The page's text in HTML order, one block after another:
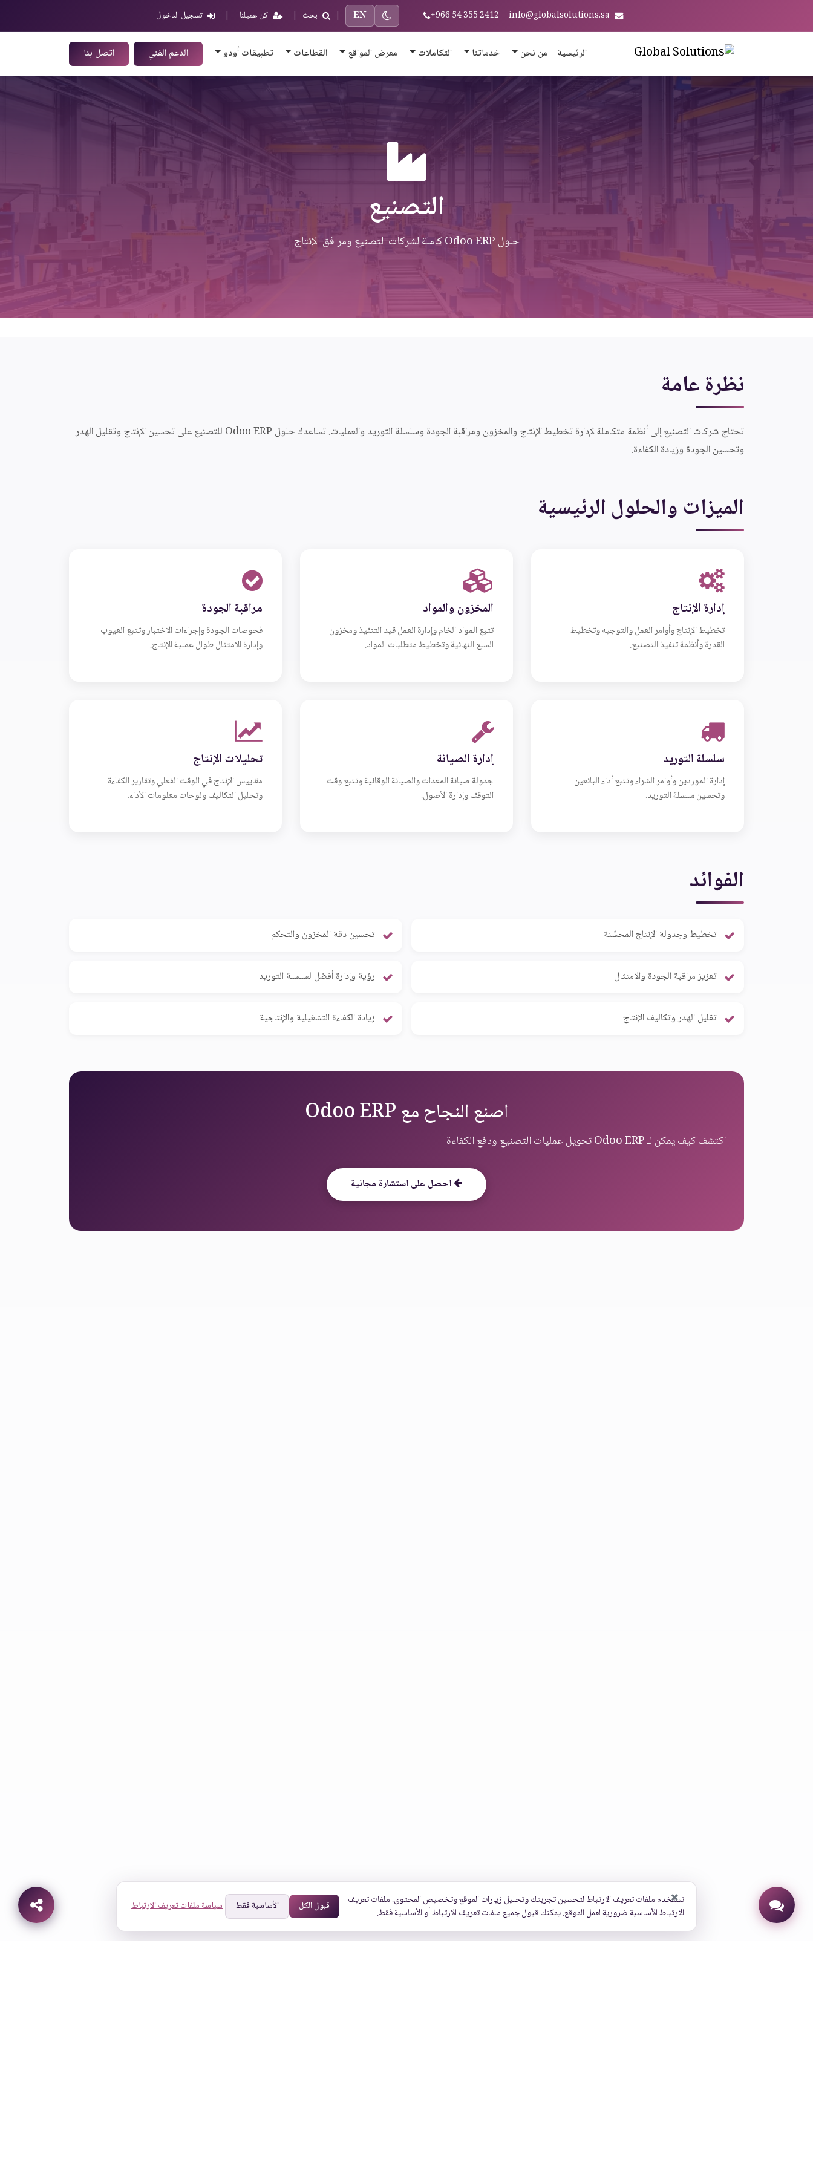
info@globalsolutions.sa
+966 54 355 2412
EN
| بحث | كن عميلنا | تسجيل الدخول
الرئيسية من نحن خدماتنا التكاملات معرض المواقع القطاعات تطبيقات أودو الدعم الفني اتصل بنا
التصنيع
حلول Odoo ERP كاملة لشركات التصنيع ومرافق الإنتاج
نظرة عامة
تحتاج شركات التصنيع إلى أنظمة متكاملة لإدارة تخطيط الإنتاج والمخزون ومراقبة الجودة وسلسلة التوريد والعمليات. تساعدك حلول Odoo ERP للتصنيع على تحسين الإنتاج وتقليل الهدر
وتحسين الجودة وزيادة الكفاءة.
الميزات والحلول الرئيسية
إدارة الإنتاج
تخطيط الإنتاج وأوامر العمل والتوجيه وتخطيط
القدرة وأنظمة تنفيذ التصنيع.
المخزون والمواد
تتبع المواد الخام وإدارة العمل قيد التنفيذ ومخزون
السلع النهائية وتخطيط متطلبات المواد.
مراقبة الجودة
فحوصات الجودة وإجراءات الاختبار وتتبع العيوب
وإدارة الامتثال طوال عملية الإنتاج.
سلسلة التوريد
إدارة الموردين وأوامر الشراء وتتبع أداء البائعين
وتحسين سلسلة التوريد.
إدارة الصيانة
جدولة صيانة المعدات والصيانة الوقائية وتتبع وقت
التوقف وإدارة الأصول.
تحليلات الإنتاج
مقاييس الإنتاج في الوقت الفعلي وتقارير الكفاءة
وتحليل التكاليف ولوحات معلومات الأداء.
الفوائد
تخطيط وجدولة الإنتاج المحسّنة تحسين دقة المخزون والتحكم
تعزيز مراقبة الجودة والامتثال رؤية وإدارة أفضل لسلسلة التوريد
تقليل الهدر وتكاليف الإنتاج زيادة الكفاءة التشغيلية والإنتاجية
اصنع النجاح مع Odoo ERP
اكتشف كيف يمكن لـ Odoo ERP تحويل عمليات التصنيع ودفع الكفاءة
احصل على استشارة مجانية
نستخدم ملفات تعريف الارتباط لتحسين تجربتك وتحليل زيارات الموقع وتخصيص المحتوى. ملفات تعريف
الارتباط الأساسية ضرورية لعمل الموقع. يمكنك قبول جميع ملفات تعريف الارتباط أو الأساسية فقط.
قبول الكل الأساسية فقط سياسة ملفات تعريف الارتباط